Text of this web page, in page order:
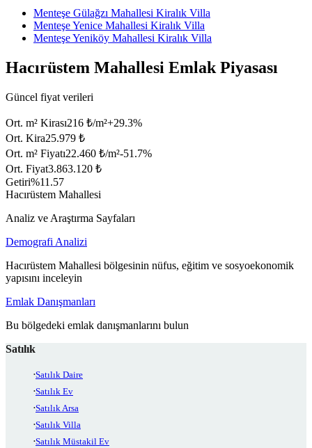
Menteşe Gülağzı Mahallesi Kiralık Villa
Menteşe Yenice Mahallesi Kiralık Villa
Menteşe Yeniköy Mahallesi Kiralık Villa
Hacırüstem Mahallesi Emlak Piyasası
Güncel fiyat verileri
Ort. m² Kirası216 ₺/m²+29.3%
Ort. Kira25.979 ₺
Ort. m² Fiyatı22.460 ₺/m²-51.7%
Ort. Fiyat3.863.120 ₺
Getiri%11.57
Hacırüstem Mahallesi
Analiz ve Araştırma Sayfaları
Demografi Analizi
Hacırüstem Mahallesi bölgesinin nüfus, eğitim ve sosyoekonomik
yapısını inceleyin
Emlak Danışmanları
Bu bölgedeki emlak danışmanlarını bulun
Satılık
Satılık Daire
Satılık Ev
Satılık Arsa
Satılık Villa
Satılık Müstakil Ev